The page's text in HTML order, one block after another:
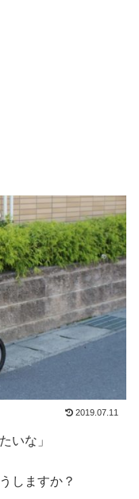
2019.07.11
いな」
しますか？